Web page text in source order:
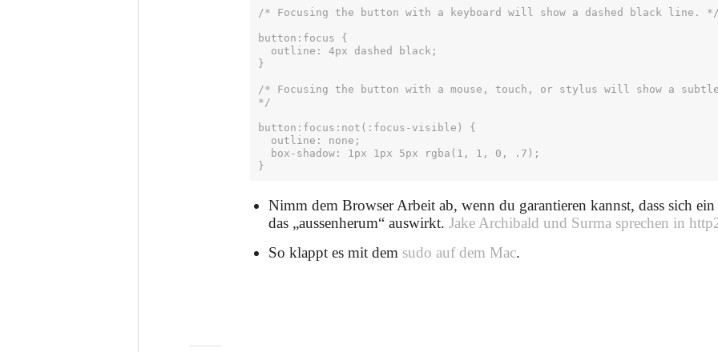
/* Focusing the button with a keyboard will show a dashed black line. */
button:focus {
}
/* Focusing the button with a mouse, touch, or stylus will show a subtle
*/
button:focus:not(:focus-visible) {
}
Nimm dem Browser Arbeit ab, wenn du garantieren kannst, dass sich
das „aussenherum“ auswirkt.Jake Archibald und Surma sprechen in
So klappt es mit dem sudo auf dem Mac.